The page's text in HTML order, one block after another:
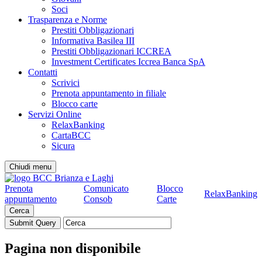
Soci
Trasparenza e Norme
Prestiti Obbligazionari
Informativa Basilea III
Prestiti Obbligazionari ICCREA
Investment Certificates Iccrea Banca SpA
Contatti
Scrivici
Prenota appuntamento in filiale
Blocco carte
Servizi Online
RelaxBanking
CartaBCC
Sicura
Chiudi menu
Prenota
appuntamento
Comunicato
Consob
Blocco
Carte
RelaxBanking
Cerca
Pagina non disponibile